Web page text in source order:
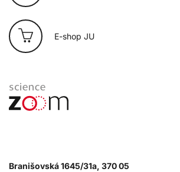
E-shop JU
Branišovská 1645/31a, 370 05